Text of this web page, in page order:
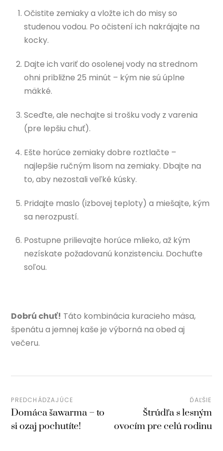
Očistite zemiaky a vložte ich do misy so
studenou vodou. Po očistení ich nakrájajte na
kocky.
Dajte ich variť do osolenej vody na strednom
ohni približne 25 minút – kým nie sú úplne
mäkké.
Sceďte, ale nechajte si trošku vody z varenia
(pre lepšiu chuť).
Ešte horúce zemiaky dobre roztlačte –
najlepšie ručným lisom na zemiaky. Dbajte na
to, aby nezostali veľké kúsky.
Pridajte maslo (izbovej teploty) a miešajte, kým
sa nerozpustí.
Postupne prilievajte horúce mlieko, až kým
nezískate požadovanú konzistenciu. Dochuťte
soľou.
Dobrú chuť! Táto kombinácia kuracieho mäsa,
špenátu a jemnej kaše je výborná na obed aj
večeru.
PREDCHÁDZAJÚCE
Domáca šawarma – to
si ozaj pochutíte!
ĎAĽŠIE
Štrúdľa s lesným
ovocím pre celú rodinu